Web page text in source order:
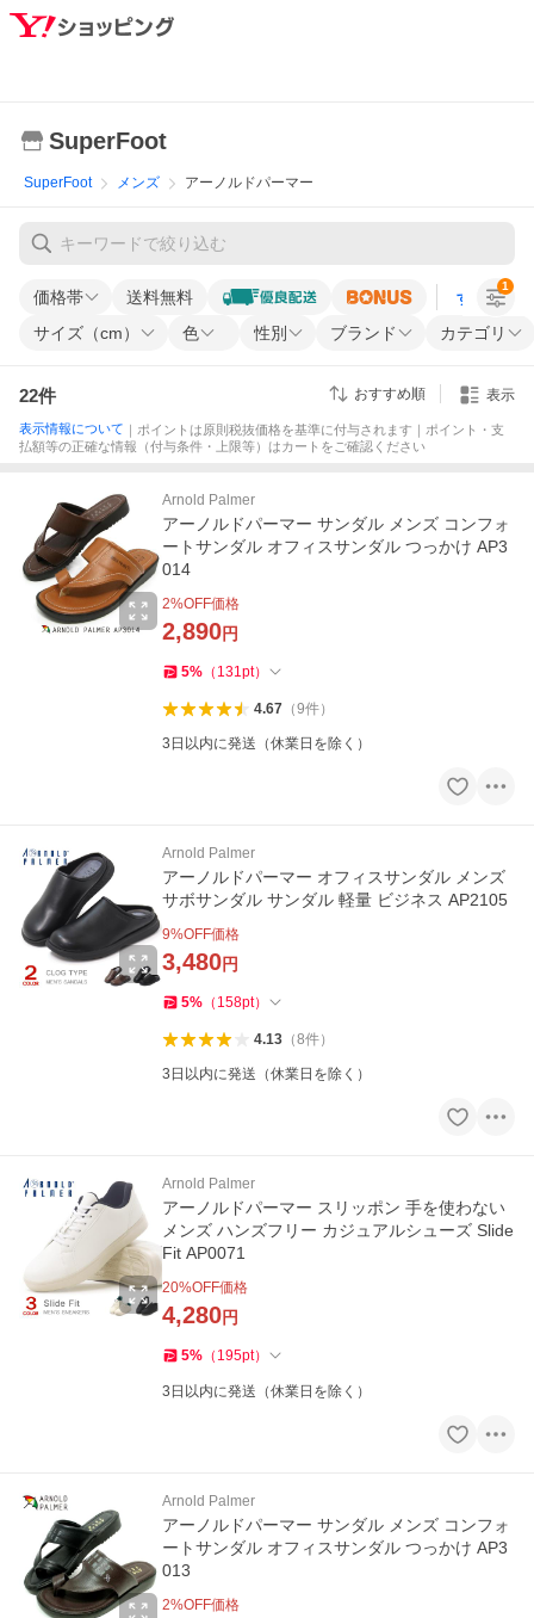
SuperFoot
SuperFoot メンズ アーノルドパーマー
価格帯 送料無料 すべての条
サイズ（cm） 色 性別 ブランド カテゴリ
1
22件 おすすめ順 表示
表示情報について ｜ポイントは原則税抜価格を基準に付与されます｜ポイント・支
払額等の正確な情報（付与条件・上限等）はカートをご確認ください
Arnold Palmer
アーノルドパーマー サンダル メンズ コンフォ
ートサンダル オフィスサンダル つっかけ AP3
014
2%OFF価格
2,890円
5% （ 131pt）
4.67（9件）
3日以内に発送（休業日を除く）
Arnold Palmer
アーノルドパーマー オフィスサンダル メンズ
サボサンダル サンダル 軽量 ビジネス AP2105
9%OFF価格
3,480円
5% （ 158pt）
4.13（8件）
3日以内に発送（休業日を除く）
Arnold Palmer
アーノルドパーマー スリッポン 手を使わない
メンズ ハンズフリー カジュアルシューズ Slide
Fit AP0071
20%OFF価格
4,280円
5% （ 195pt）
3日以内に発送（休業日を除く）
Arnold Palmer
アーノルドパーマー サンダル メンズ コンフォ
ートサンダル オフィスサンダル つっかけ AP3
013
2%OFF価格